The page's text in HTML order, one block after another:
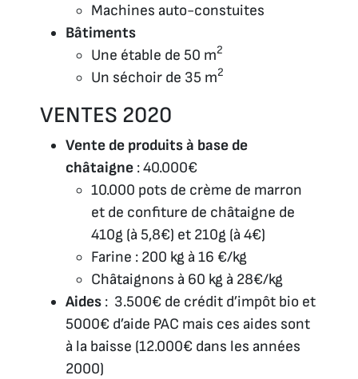
Machines auto-constuites
Bâtiments
Une étable de 50 m2
Un séchoir de 35 m2
VENTES 2020
Vente de produits à base de
châtaigne : 40.000€
10.000 pots de crème de marron
et de confiture de châtaigne de
410g (à 5,8€) et 210g (à 4€)
Farine : 200 kg à 16 €/kg
Châtaignons à 60 kg à 28€/kg
Aides : 3.500€ de crédit d’impôt bio et
5000€ d’aide PAC mais ces aides sont
à la baisse (12.000€ dans les années
2000)